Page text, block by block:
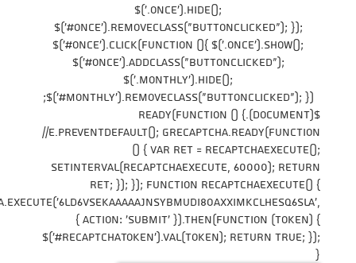
$('.once').hide();
$('#once').removeClass("buttonClicked"); });
$('#once').click(function (){ $('.once').show();
$('#once').addClass("buttonClicked");
$('.monthly').hide();
$('#monthly').removeClass("buttonClicked"); });
$(document).ready(function () {
//e.preventDefault(); grecaptcha.ready(function
() { var ret = recaptchaExecute();
setInterval(recaptchaExecute, 60000); return
ret; }); }); function recaptchaExecute() {
{ action: 'submit' }).then(function (token) {
$('#recaptchaToken').val(token); return true; });
}